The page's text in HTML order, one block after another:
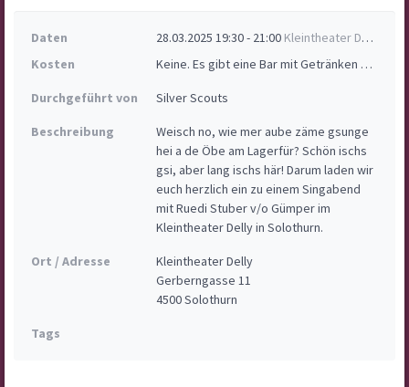
Daten 28.03.2025 19:30 - 21:00 Kleintheater Delly, Solothurn
Kosten
Keine. Es gibt eine Bar mit Getränken auf eigene Kosten.
Durchgeführt von Silver Scouts
Beschreibung
Weisch no, wie mer aube zäme gsunge
hei a de Öbe am Lagerfür? Schön ischs
gsi, aber lang ischs här! Darum laden wir
euch herzlich ein zu einem Singabend
mit Ruedi Stuber v/o Gümper im
Kleintheater Delly in Solothurn.
Ort / Adresse
Kleintheater Delly
Gerberngasse 11
4500 Solothurn
Tags